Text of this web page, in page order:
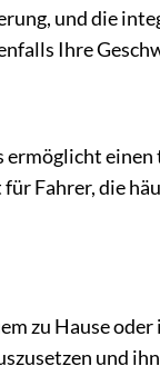
und die
Ihre
ermöglicht
Fahrer, die
zu Hause
und